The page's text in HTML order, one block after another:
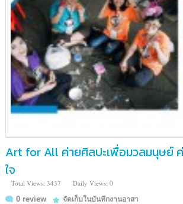
Art for All ค่ายศิลปะเพื่อมวลมนุษย์
ใจ
Total Views: 3437
Daily Views: 0
0 review
จัดเก็บในบันทึกงานอาสา